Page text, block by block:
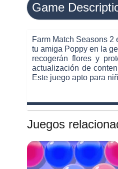
Game
Farm Match Seasons
tu amiga Poppy en la
recogerán flores y
actualización de
Este juego apto para
Juegos